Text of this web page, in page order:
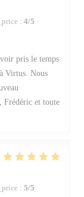
: 4/5
pris le temps
Virtus. Nous
Frédéric et toute
: 5/5